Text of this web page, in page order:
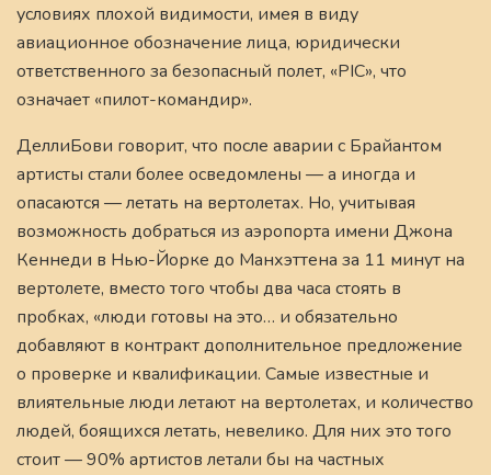
условиях плохой видимости, имея в виду
авиационное обозначение лица, юридически
ответственного за безопасный полет, «PIC», что
означает «пилот-командир».
ДеллиБови говорит, что после аварии с Брайантом
артисты стали более осведомлены — а иногда и
опасаются — летать на вертолетах. Но, учитывая
возможность добраться из аэропорта имени Джона
Кеннеди в Нью-Йорке до Манхэттена за 11 минут на
вертолете, вместо того чтобы два часа стоять в
пробках, «люди готовы на это… и обязательно
добавляют в контракт дополнительное предложение
о проверке и квалификации. Самые известные и
влиятельные люди летают на вертолетах, и количество
людей, боящихся летать, невелико. Для них это того
стоит — 90% артистов летали бы на частных